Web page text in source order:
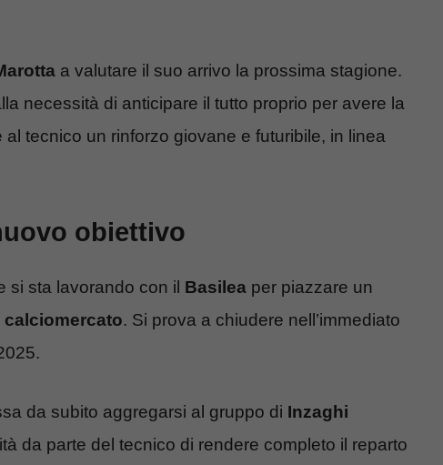
a valutare il suo arrivo la prossima stagione.
necessità di anticipare il tutto proprio per avere la
tecnico un rinforzo giovane e futuribile, in linea
obiettivo
si sta lavorando con il Basilea per piazzare un
calciomercato. Si prova a chiudere nell’immediato
da subito aggregarsi al gruppo di Inzaghi
da parte del tecnico di rendere completo il reparto